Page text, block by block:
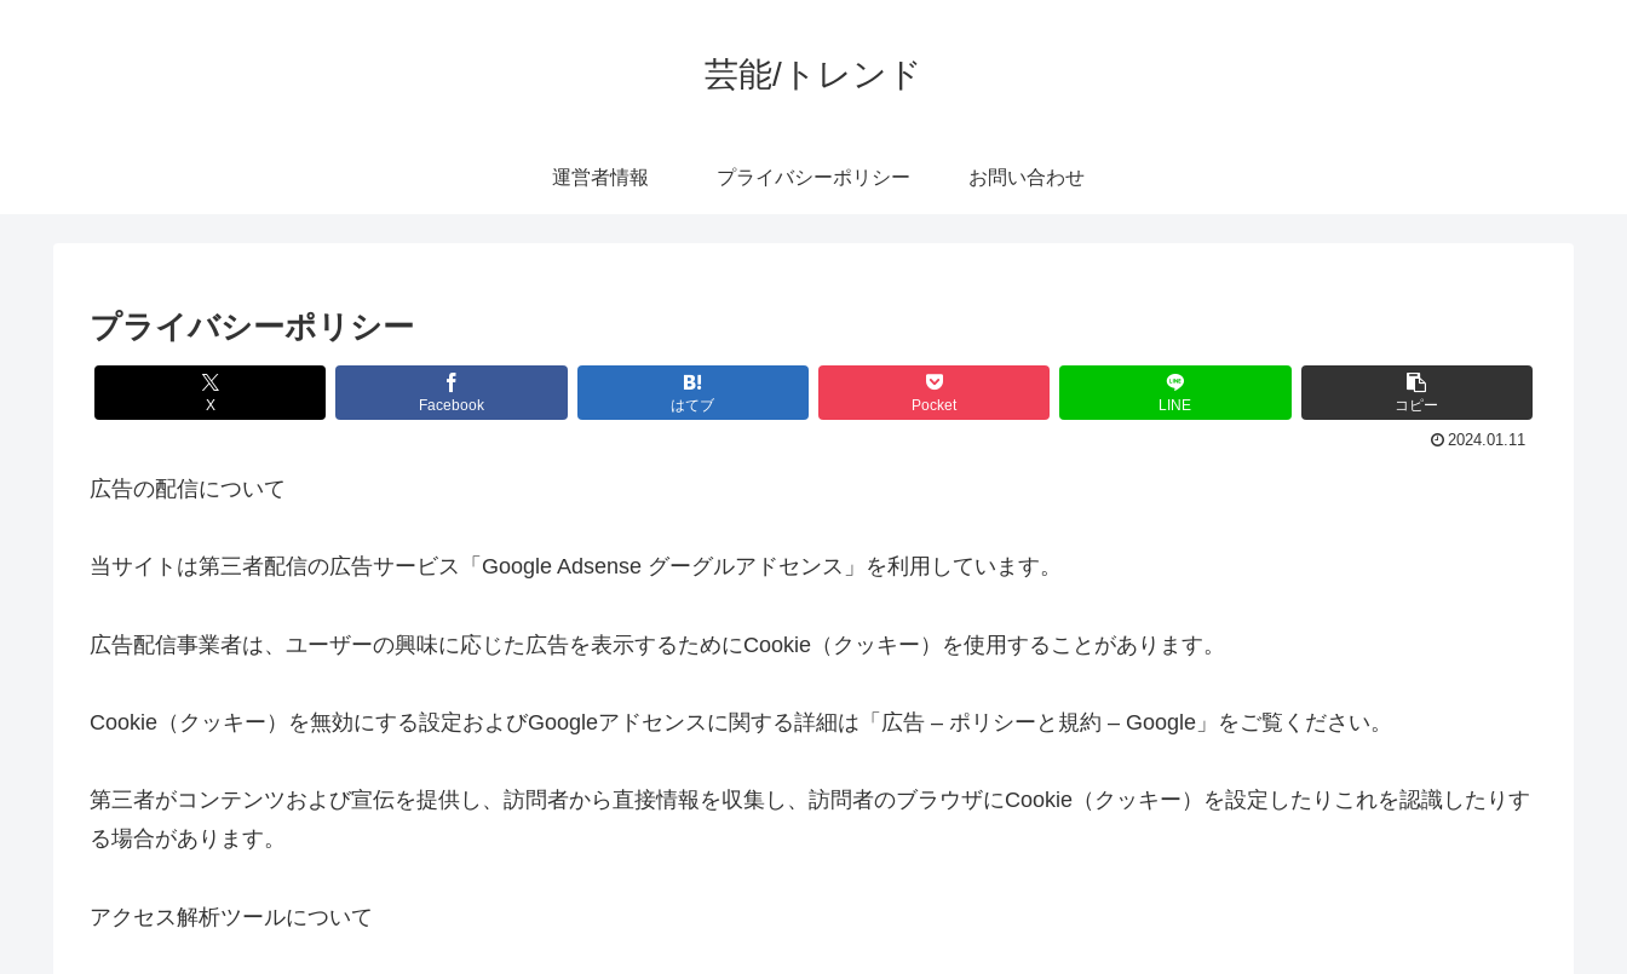
芸能/トレンド
運営者情報 プライバシーポリシー お問い合わせ
プライバシーポリシー
X Facebook はてブ Pocket LINE コピー
2024.01.11
広告の配信について
当サイトは第三者配信の広告サービス「Google Adsense グーグルアドセンス」を利用しています。
広告配信事業者は、ユーザーの興味に応じた広告を表示するためにCookie（クッキー）を使用することがあります。
Cookie（クッキー）を無効にする設定およびGoogleアドセンスに関する詳細は「広告 – ポリシーと規約 – Google」をご覧ください。
第三者がコンテンツおよび宣伝を提供し、訪問者から直接情報を収集し、訪問者のブラウザにCookie（クッキー）を設定したりこれを認識したりす
る場合があります。
アクセス解析ツールについて